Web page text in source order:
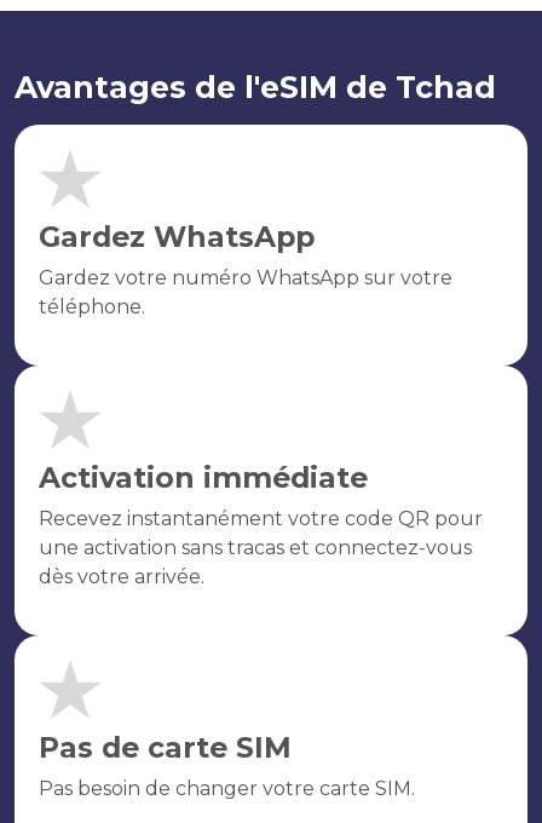
Avantages de l'eSIM de Tchad
Gardez WhatsApp
Gardez votre numéro WhatsApp sur votre
téléphone.
Activation immédiate
Recevez instantanément votre code QR pour
une activation sans tracas et connectez-vous
dès votre arrivée.
Pas de carte SIM
Pas besoin de changer votre carte SIM.